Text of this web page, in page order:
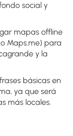
social y
mapas offline
Maps.me) para
y la
básicas en
ya que será
más locales.